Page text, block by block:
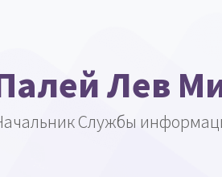
Лев
Службы